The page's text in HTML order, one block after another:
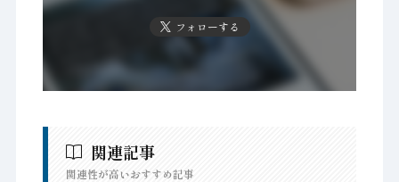
フォローする
関連記事
関連性が高いおすすめ記事